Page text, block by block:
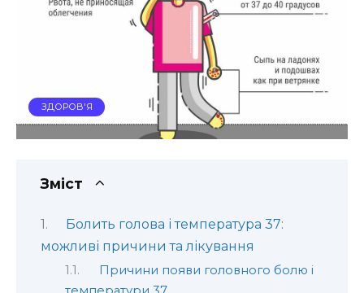
ЗДОРОВ'Я
Зміст
Болить голова і температура 37:
можливі причини та лікування
Причини появи головного болю і